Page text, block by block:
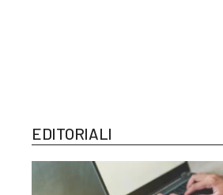
EDITORIALI